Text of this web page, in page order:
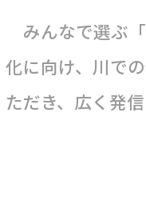
みんなで選ぶ
化に向け、川で
ただき、広く発